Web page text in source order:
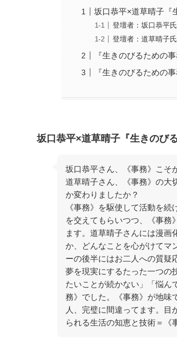
坂口恭平×道草晴子『
登壇者：坂口恭平氏
登壇者：道草晴子氏
『生きのびるための
『生きのびるための
坂口恭平×道草晴子『生きのび
坂口恭平さん、《事務》こそ
道草晴子さん、《事務》の大
か変わりましたか？
《事務》を駆使して活動を
を交えてもらいつつ、《事務
ます。道草晴子さんには漫画
か、どんなことを心がけてマ
ーの後半にはお二人への質疑
夢を現実にするたった一つの
たいことが続かない」「悩
務》でした。《事務》が地味
人、完璧に間違ってます。目
られる生活の知恵と技術＝《